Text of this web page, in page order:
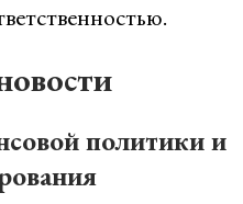
политики и